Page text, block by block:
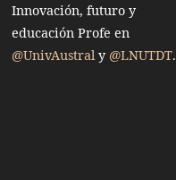
Innovación, futuro y
educación Profe en
@UnivAustraly @LNUTDT.